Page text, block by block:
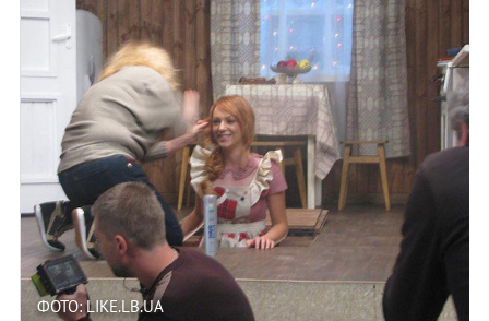
ФОТО: LIKE.LB.UA